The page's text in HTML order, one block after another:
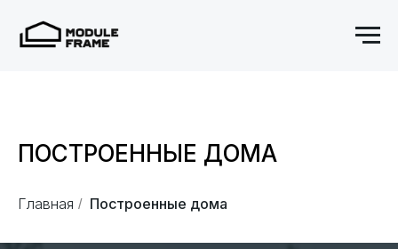
ПОСТРОЕННЫЕ ДОМА
Главная / Построенные дома